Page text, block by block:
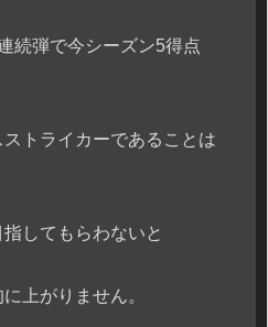
続弾で今シーズン5得点
トライカーであることは
してもらわないと
上がりません。